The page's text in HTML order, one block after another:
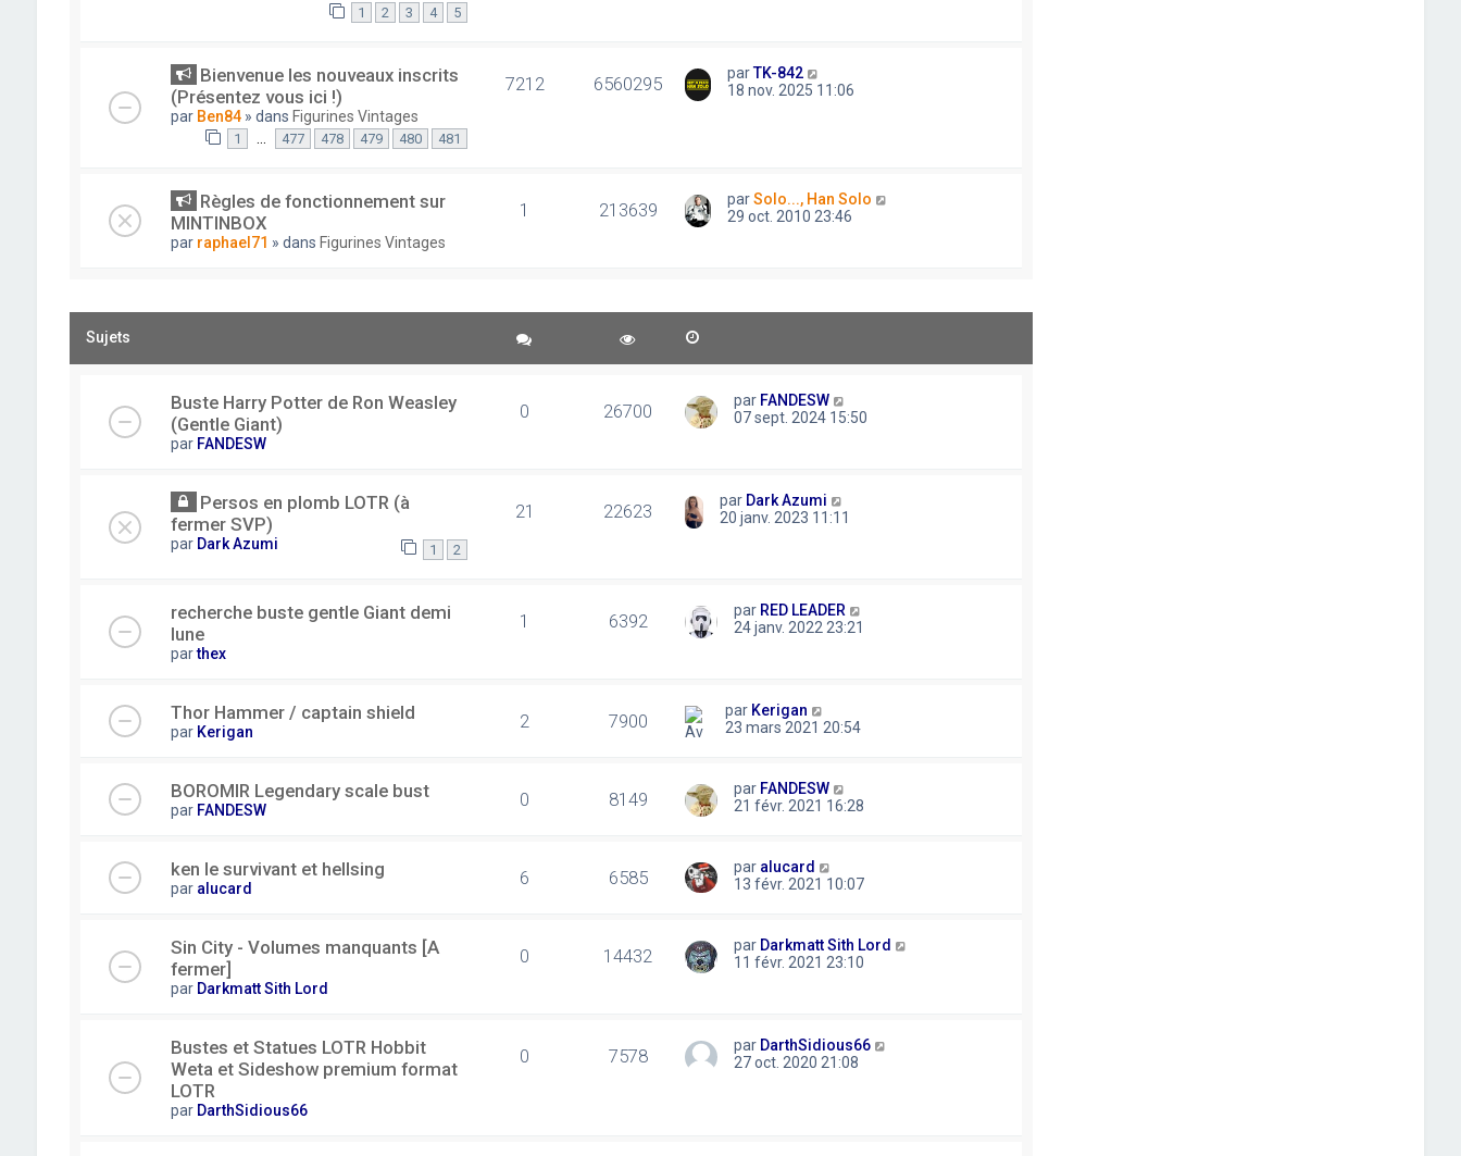
1 2 3 4 5
Bienvenue les nouveaux inscrits
(Présentez vous ici !)
par Ben84 » dans Figurines Vintages
1 … 477 478 479 480 481
7212 6560295 parTK-842
18 nov. 2025 11:06
Règles de fonctionnement sur
MINTINBOX
par raphael71 » dans Figurines Vintages
1 213639 parSolo..., Han Solo
29 oct. 2010 23:46
Sujets
Buste Harry Potter de Ron Weasley
(Gentle Giant)
par FANDESW
0 26700 par FANDESW
07 sept. 2024 15:50
Persos en plomb LOTR (à
fermer SVP)
par Dark Azumi 1 2
21 22623 par Dark Azumi
20 janv. 2023 11:11
recherche buste gentle Giant demi
lune
parthex
1 6392 par RED LEADER
24 janv. 2022 23:21
Thor Hammer / captain shield
par Kerigan 2 7900 par Kerigan
23 mars 2021 20:54
BOROMIR Legendary scale bust
par FANDESW 0 8149 par FANDESW
21 févr. 2021 16:28
ken le survivant et hellsing
par alucard 6 6585 par alucard
13 févr. 2021 10:07
Sin City - Volumes manquants [A
fermer]
par Darkmatt Sith Lord
0 14432 par Darkmatt Sith Lord
11 févr. 2021 23:10
Bustes et Statues LOTR Hobbit
Weta et Sideshow premium format
LOTR
par DarthSidious66
0 7578 par DarthSidious66
27 oct. 2020 21:08